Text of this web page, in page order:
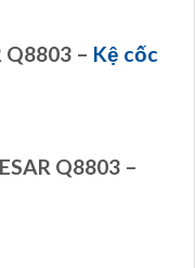
Q8803 – Kệ cốc
Q8803 –